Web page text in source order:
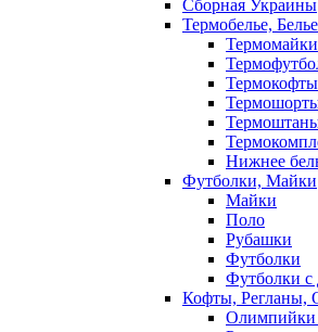
Сборная Украины
Термобелье,
Термомайки
Термокофты
Нижнее
Футболки, Майки
Майки
Поло
Рубашки
Футболки
Футболки
Кофты, Регланы,
Олимпийки